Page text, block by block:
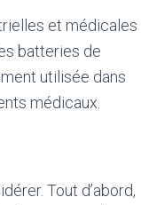
et médicales
batteries de
utilisée dans
médicaux.
Tout d’abord,